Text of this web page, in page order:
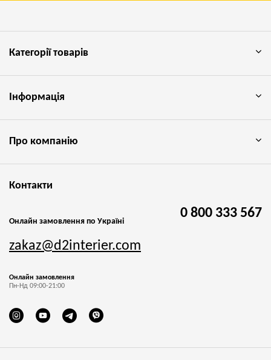
Категорії товарів
Інформація
Про компанію
Контакти
Онлайн замовлення по Україні
0 800 333 567
zakaz@d2interier.com
Онлайн замовлення
Пн-Нд 09:00-21:00